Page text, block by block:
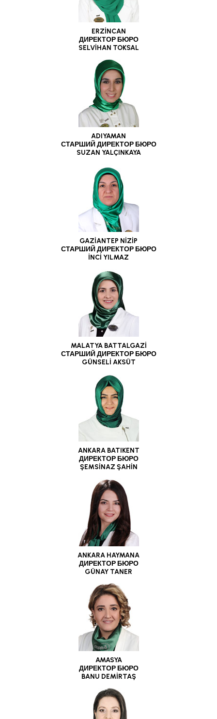
ERZİNCAN
ДИРЕКТОР БЮРО
SELVİHAN TOKSAL
ADIYAMAN
СТАРШИЙ ДИРЕКТОР БЮРО
SUZAN YALÇINKAYA
GAZİANTEP NİZİP
СТАРШИЙ ДИРЕКТОР БЮРО
İNCİ YILMAZ
MALATYA BATTALGAZİ
СТАРШИЙ ДИРЕКТОР БЮРО
GÜNSELİ AKSÜT
ANKARA BATIKENT
ДИРЕКТОР БЮРО
ŞEMSİNAZ ŞAHİN
ANKARA HAYMANA
ДИРЕКТОР БЮРО
GÜNAY TANER
AMASYA
ДИРЕКТОР БЮРО
BANU DEMİRTAŞ